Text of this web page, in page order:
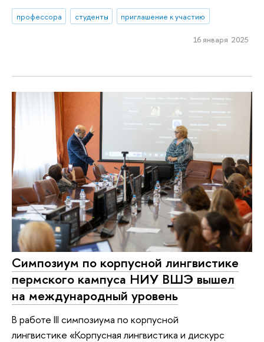
профессора студенты приглашение к участию
16 января 2025
Симпозиум по корпусной лингвистике
пермского кампуса НИУ ВШЭ вышел
на международный уровень
В работе III симпозиума по корпусной
лингвистике «Корпусная лингвистика и дискурс